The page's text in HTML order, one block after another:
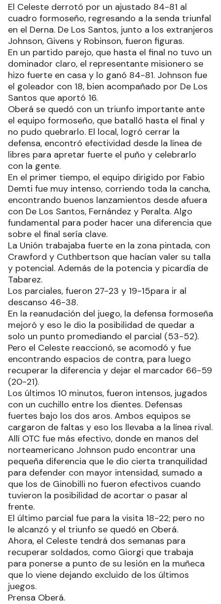
El Celeste derrotó por un ajustado 84-81 al
cuadro formoseño, regresando a la senda triunfal
en el Derna. De Los Santos, junto a los extranjeros
Johnson, Givens y Robinson, fueron figuras.
En un partido parejo, que hasta el final no tuvo un
dominador claro, el representante misionero se
hizo fuerte en casa y lo ganó 84-81. Johnson fue
el goleador con 18, bien acompañado por De Los
Santos que aportó 16.
Oberá se quedó con un triunfo importante ante
el equipo formoseño, que batalló hasta el final y
no pudo quebrarlo. El local, logró cerrar la
defensa, encontró efectividad desde la línea de
libres para apretar fuerte el puño y celebrarlo
con la gente.
En el primer tiempo, el equipo dirigido por Fabio
Demti fue muy intenso, corriendo toda la cancha,
encontrando buenos lanzamientos desde afuera
con De Los Santos, Fernández y Peralta. Algo
fundamental para poder hacer una diferencia que
sobre el final sería clave.
La Unión trabajaba fuerte en la zona pintada, con
Crawford y Cuthbertson que hacían valer su talla
y potencial. Además de la potencia y picardía de
Tabarez.
Los parciales, fueron 27-23 y 19-15para ir al
descanso 46-38.
En la reanudación del juego, la defensa formoseña
mejoró y eso le dio la posibilidad de quedar a
solo un punto promediando el parcial (53-52).
Pero el Celeste reaccionó, se acomodó y fue
encontrando espacios de contra, para luego
recuperar la diferencia y dejar el marcador 66-59
(20-21).
Los últimos 10 minutos, fueron intensos, jugados
con un cuchillo entre los dientes. Defensas
fuertes bajo los dos aros. Ambos equipos se
cargaron de faltas y eso los llevaba a la línea rival.
Allí OTC fue más efectivo, donde en manos del
norteamericano Johnson pudo encontrar una
pequeña diferencia que le dio cierta tranquilidad
para defender con mayor intensidad, sumado a
que los de Ginobilli no fueron efectivos cuando
tuvieron la posibilidad de acortar o pasar al
frente.
El último parcial fue para la visita 18-22; pero no
le alcanzó y el triunfo se quedó en Oberá.
Ahora, el Celeste tendrá dos semanas para
recuperar soldados, como Giorgi que trabaja
para ponerse a punto de su lesión en la muñeca
que lo viene dejando excluido de los últimos
juegos.
Prensa Oberá.